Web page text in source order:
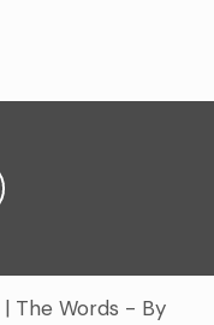
| The Words - By